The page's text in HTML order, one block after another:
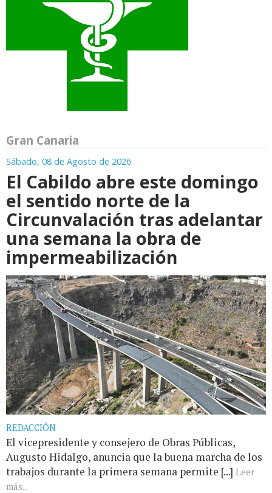
Gran Canaria
Sábado, 08 de Agosto de 2026
El Cabildo abre este domingo
el sentido norte de la
Circunvalación tras adelantar
una semana la obra de
impermeabilización
REDACCIÓN
El vicepresidente y consejero de Obras Públicas,
Augusto Hidalgo, anuncia que la buena marcha de los
trabajos durante la primera semana permite [...] Leer
más...